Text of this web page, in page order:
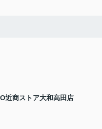
近商ストア大和高田店